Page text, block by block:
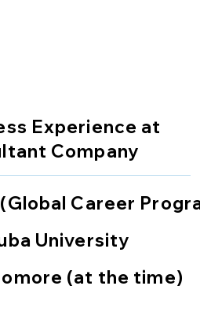
Experience at
Company
Career
University
(at the time)